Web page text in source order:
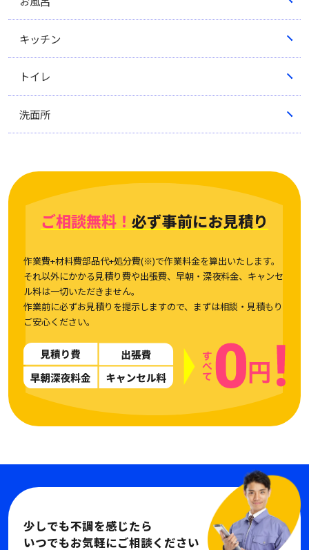
キッチン
トイレ
洗面所
ご相談無料！ 必ず事前にお見積り
作業費+材料費部品代+処分費(※)で作業料金を算出いたします。
それ以外にかかる見積り費や出張費、早朝・深夜料金、キャンセ
ル料は一切いただきません。
作業前に必ずお見積りを提示しますので、まずは相談・見積もり
ご安心ください。
少しでも不調を感じたら
いつでもお気軽にご相談ください